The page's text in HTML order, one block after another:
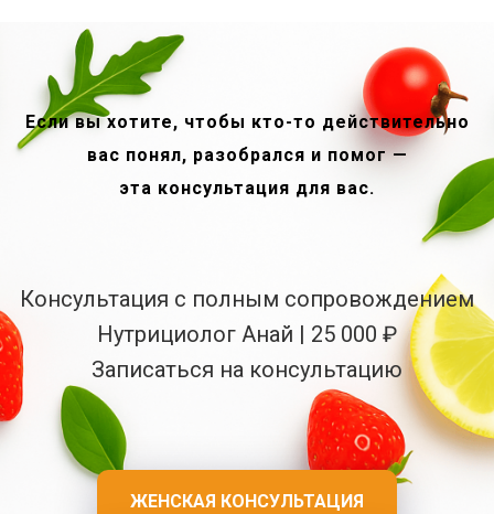
Если вы хотите, чтобы кто-то действительно
вас понял, разобрался и помог —
эта консультация для вас.
Консультация с полным сопровождением
Нутрициолог Анай | 25 000 ₽
Записаться на консультацию
ЖЕНСКАЯ КОНСУЛЬТАЦИЯ